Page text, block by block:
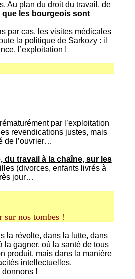
Au plan du droit du travail, de
les bourgeois sont
par cas, les visites médicales
la politique de Sarkozy : il
l’exploitation !
par l’exploitation
revendications justes, mais
de l’ouvrier…
du travail à la chaîne, sur les
(divorces, enfants livrés à
jour…
sur nos tombes !
la révolte, dans la lutte, dans
la gagner, où la santé de tous
produit, mais dans la manière
intellectuelles.
donnons !